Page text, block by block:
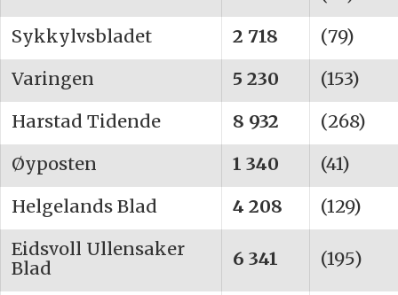
Sykkylvsbladet
2 718
(79)
Varingen
5 230
(153)
Harstad Tidende
8 932
(268)
Øyposten
1 340
(41)
Helgelands Blad
4 208
(129)
Eidsvoll Ullensaker
Blad
6 341 (195)